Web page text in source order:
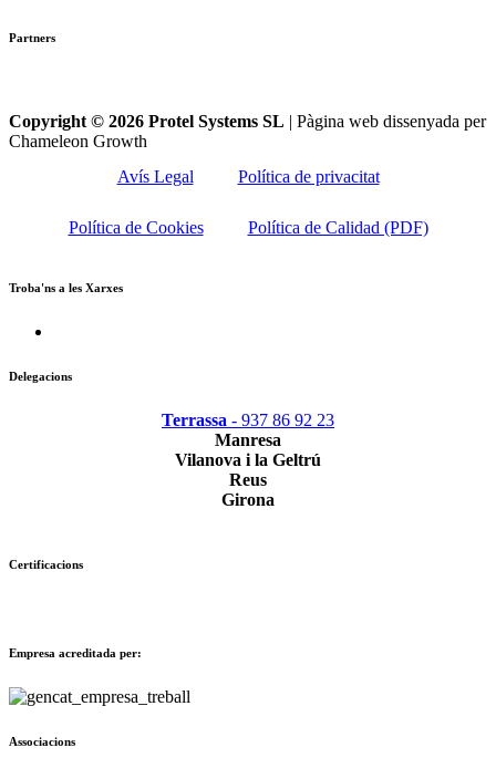
Partners
Copyright © 2026 Protel Systems SL | Pàgina web dissenyada per
Chameleon Growth
Avís Legal
Política de privacitat
Política de Cookies Política de Calidad (PDF)
Troba'ns a les Xarxes
Delegacions
Terrassa - 937 86 92 23
Manresa
Vilanova i la Geltrú
Reus
Girona
Certificacions
Empresa acreditada per:
Associacions